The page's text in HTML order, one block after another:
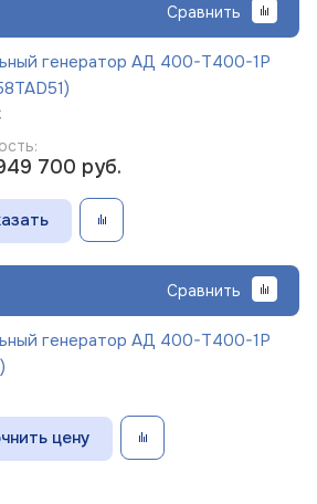
Сравнить
генератор АД 400-Т400-1Р
700 руб.
Сравнить
генератор АД 400-Т400-1Р
цену